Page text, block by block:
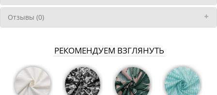
Отзывы (0)
РЕКОМЕНДУЕМ ВЗГЛЯНУТЬ